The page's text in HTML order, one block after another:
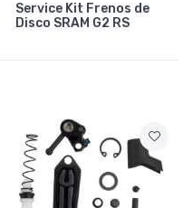
Service Kit Frenos de
Disco SRAM G2 RS